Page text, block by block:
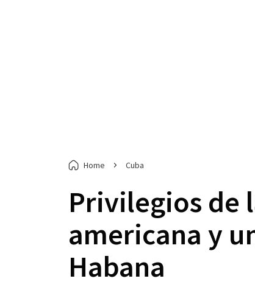
Home Cuba
Privilegios de
americana y
Habana